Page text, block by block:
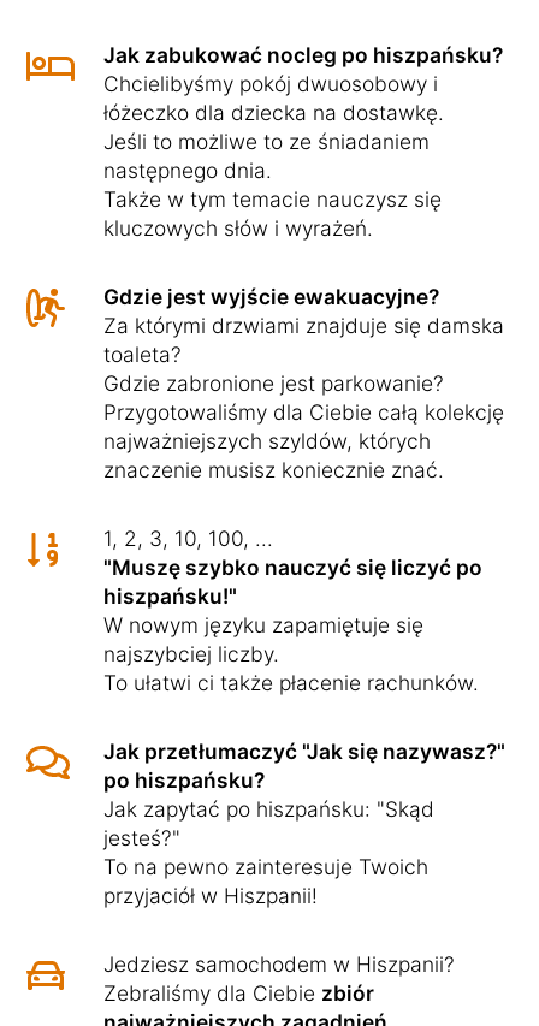
Jak zabukować nocleg po hiszpańsku?
Chcielibyśmy pokój dwuosobowy i
łóżeczko dla dziecka na dostawkę.
Jeśli to możliwe to ze śniadaniem
następnego dnia.
Także w tym temacie nauczysz się
kluczowych słów i wyrażeń.
Gdzie jest wyjście ewakuacyjne?
Za którymi drzwiami znajduje się damska
toaleta?
Gdzie zabronione jest parkowanie?
Przygotowaliśmy dla Ciebie całą kolekcję
najważniejszych szyldów, których
znaczenie musisz koniecznie znać.
1, 2, 3, 10, 100, ...
"Muszę szybko nauczyć się liczyć po
hiszpańsku!"
W nowym języku zapamiętuje się
najszybciej liczby.
To ułatwi ci także płacenie rachunków.
Jak przetłumaczyć "Jak się nazywasz?"
po hiszpańsku?
Jak zapytać po hiszpańsku: "Skąd
jesteś?"
To na pewno zainteresuje Twoich
przyjaciół w Hiszpanii!
Jedziesz samochodem w Hiszpanii?
Zebraliśmy dla Ciebie zbiór